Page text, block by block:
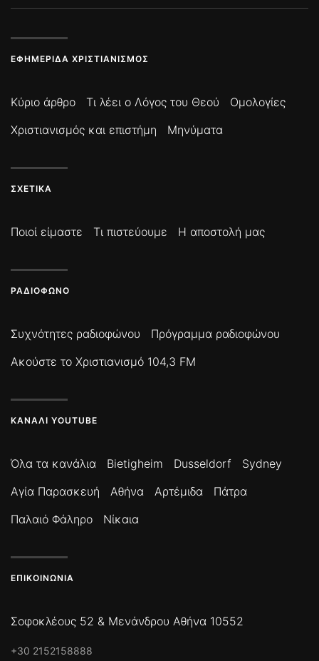
ΕΦΗΜΕΡΊΔΑ ΧΡΙΣΤΙΑΝΙΣΜΌΣ
Κύριο άρθρο Τι λέει ο Λόγος του Θεού
Ομολογίες
Χριστιανισμός και επιστήμη
Μηνύματα
ΣΧΕΤΙΚΆ
Ποιοί είμαστε Τι πιστεύουμε Η αποστολή μας
ΡΑΔΙΌΦΩΝΟ
Συχνότητες ραδιοφώνου
Πρόγραμμα ραδιοφώνου
Ακούστε το Χριστιανισμό 104,3 FM
ΚΑΝΆΛΙ YOUTUBE
Όλα τα κανάλια Bietigheim Dusseldorf
Sydney
Αγία Παρασκευή
Αθήνα Αρτέμιδα
Πάτρα
Παλαιό Φάληρο
Νίκαια
ΕΠΙΚΟΙΝΩΝΊΑ
Σοφοκλέους 52 & Μενάνδρου Αθήνα 10552
+30 2152158888